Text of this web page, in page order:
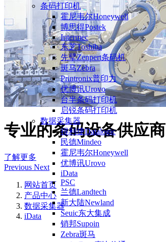
条码打印机
霍尼韦尔Honeywell
博思得Postek
Intermec
东芝Toshiba
先擘Zenpert条码机
斑马Zebra
Printronix普印力
优博讯Urovo
台半条码打印机
启锐条码打印机
数据采集器
得利捷Datalogic
民德Mindeo
霍尼韦尔Honeywell
优博讯Urovo
iData
PSC
兰德Landtech
新大陆Newland
Seuic东大集成
销邦Supoin
Zebra斑马
专业的条码设备供应商
了解更多
Previous Next
网站首页
产品中心
数据采集器
iData